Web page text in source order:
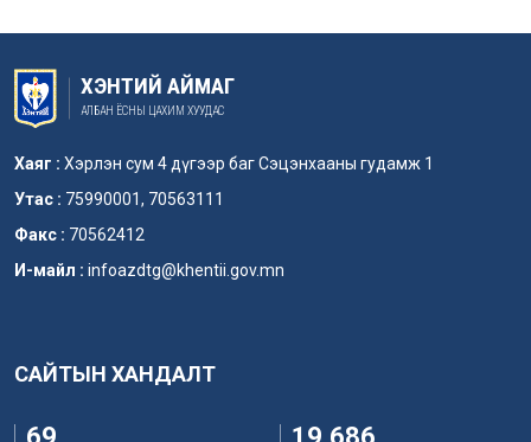
ХЭНТИЙ АЙМАГ
АЛБАН ЁСНЫ ЦАХИМ ХУУДАС
Хаяг : Хэрлэн сум 4 дүгээр баг Сэцэнхааны гудамж 1
Утас : 75990001, 70563111
Факс : 70562412
И-майл : infoazdtg@khentii.gov.mn
САЙТЫН ХАНДАЛТ